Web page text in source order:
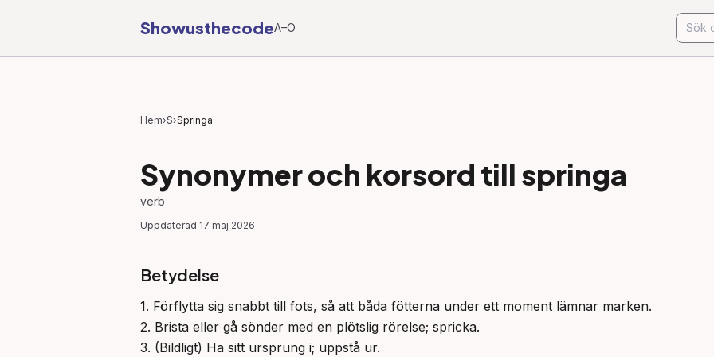
ShowusthecodeA–Ö
Hem›S›Springa
Synonymer och korsord till springa
verb
Uppdaterad 17 maj 2026
Betydelse
1. Förflytta sig snabbt till fots, så att båda fötterna under ett moment lämnar marken.
2. Brista eller gå sönder med en plötslig rörelse; spricka.
3. (Bildligt) Ha sitt ursprung i; uppstå ur.